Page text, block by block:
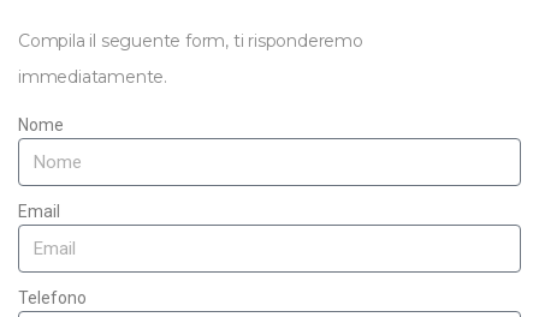
Compila il seguente form, ti risponderemo
immediatamente.
Nome
Email
Telefono